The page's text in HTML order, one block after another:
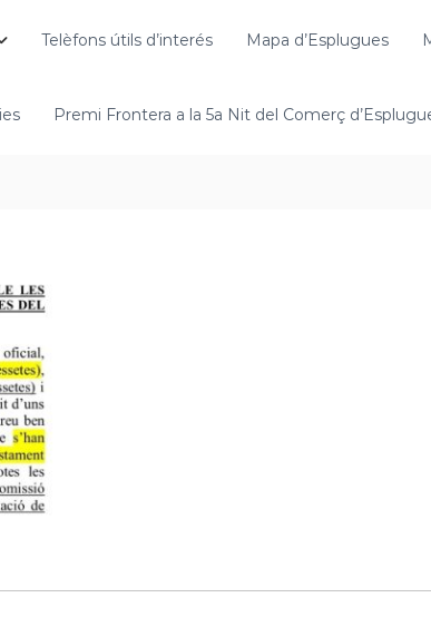
Telèfons útils d’interés Mapa d’Esplugues
Premi Frontera a la 5a Nit del Comerç